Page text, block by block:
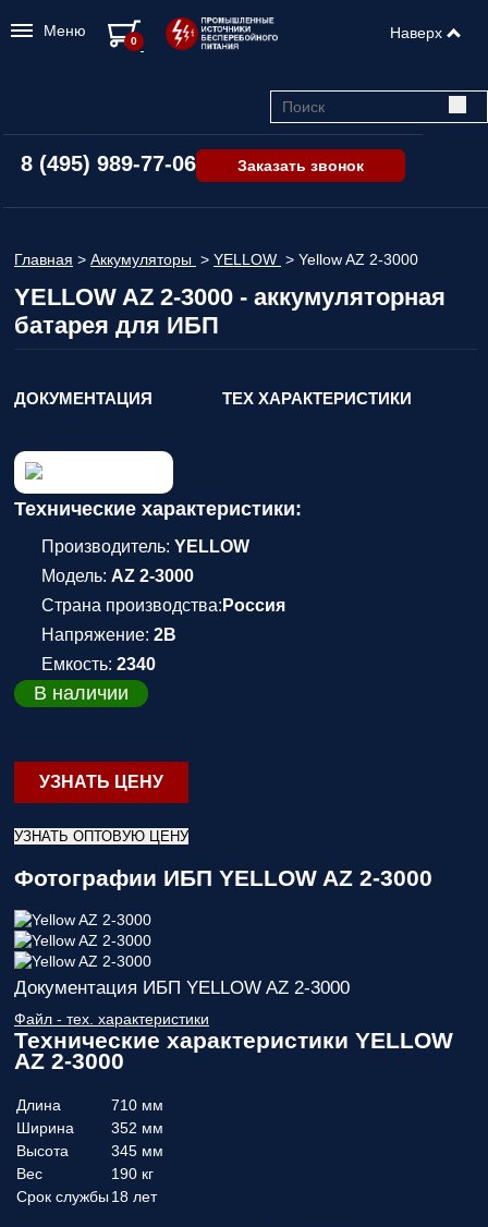
8 (495) 989-77-06 Заказать звонок
Главная > Аккумуляторы > YELLOW > Yellow AZ 2-3000
YELLOW AZ 2-3000 - аккумуляторная
батарея для ИБП
ДОКУМЕНТАЦИЯ ТЕХ ХАРАКТЕРИСТИКИ
Технические характеристики:
Производитель: YELLOW
Модель: AZ 2-3000
Страна производства: Россия
Напряжение: 2В
Емкость: 2340
В наличии
УЗНАТЬ ЦЕНУ
УЗНАТЬ ОПТОВУЮ ЦЕНУ
Фотографии ИБП YELLOW AZ 2-3000
Документация ИБП YELLOW AZ 2-3000
Файл - тех. характеристики
Технические характеристики YELLOW
AZ 2-3000
Длина
710 мм
Ширина
352 мм
Высота
345 мм
Вес
190 кг
Срок службы 18 лет
Меню Наверх
0